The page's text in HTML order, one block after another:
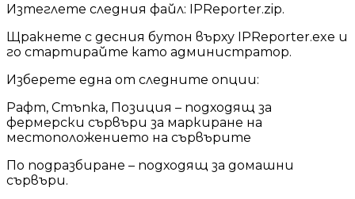
Изтеглете следния файл: IPReporter.zip.
Щракнете с десния бутон върху IPReporter.exe и
го стартирайте като администратор.
Изберете една от следните опции:
Рафт, Стъпка, Позиция – подходящ за
фермерски сървъри за маркиране на
местоположението на сървърите
По подразбиране – подходящ за домашни
сървъри.